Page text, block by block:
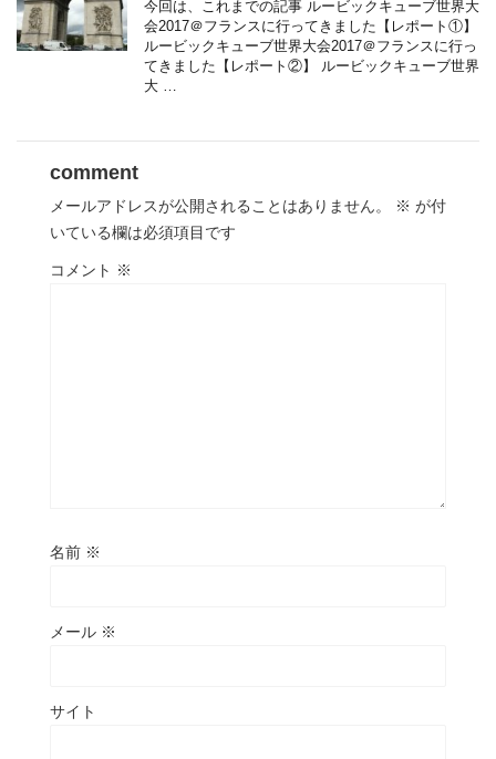
今回は、これまでの記事 ルービックキューブ世界大
会2017＠フランスに行ってきました【レポート①】
ルービックキューブ世界大会2017＠フランスに行っ
てきました【レポート②】 ルービックキューブ世界
大 …
comment
メールアドレスが公開されることはありません。 ※ が付
いている欄は必須項目です
コメント ※
名前 ※
メール ※
サイト